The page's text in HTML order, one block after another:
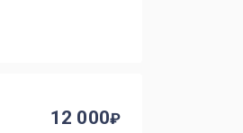
12 000